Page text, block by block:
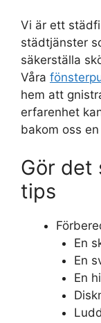
Vi är ett
städtjänster
säkerställa
Våra
hem att
erfarenhet
bakom oss
Gör det
tips
En
En
En